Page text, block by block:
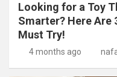
Looking for a Toy
Smarter? Here Are
Must Try!
4 months ago